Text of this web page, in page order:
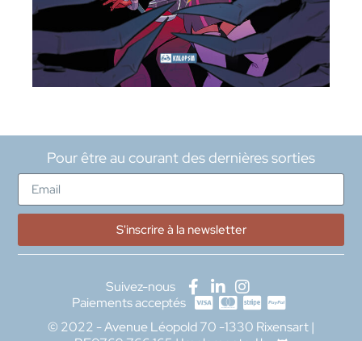
Pour être au courant des dernières sorties
S'inscrire à la newsletter
Suivez-nous
Paiements acceptés
© 2022 - Avenue Léopold 70 -1330 Rixensart |